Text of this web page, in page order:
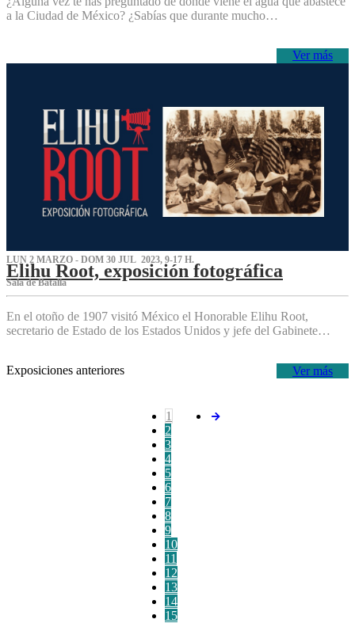
a la Ciudad de México? ¿Sabías que durante mucho…
Ver más
LUN 2 MARZO - DOM 30 JUL 2023, 9-17 H.
Elihu Root, exposición fotográfica
Sala de Batalla
En el otoño de 1907 visitó México el Honorable Elihu Root,
secretario de Estado de los Estados Unidos y jefe del Gabinete…
Ver más
Exposiciones anteriores
1
2
3
4
5
6
7
8
9
10
11
12
13
14
15